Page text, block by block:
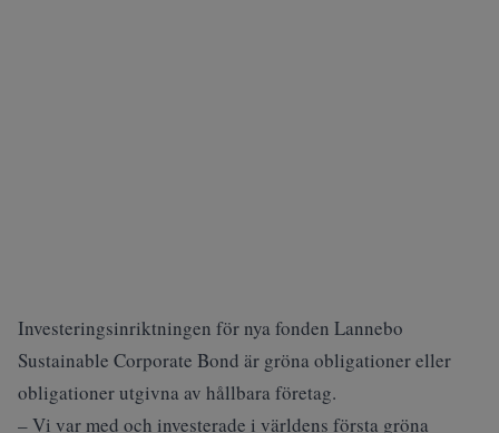
Investeringsinriktningen för nya fonden Lannebo
Sustainable Corporate Bond är gröna obligationer eller
obligationer utgivna av hållbara företag.
– Vi var med och investerade i världens första gröna